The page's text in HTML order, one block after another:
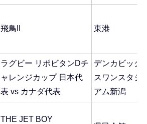
飛鳥II 東港
ラグビー リポビタンDチ
ャレンジカップ 日本代
表 vs カナダ代表
デンカビッグ
スワンスタジ
アム新潟
THE JET BOY